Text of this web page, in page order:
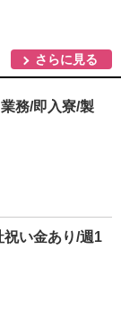
さらに見る
務/即入寮/製
祝い金あり/週1